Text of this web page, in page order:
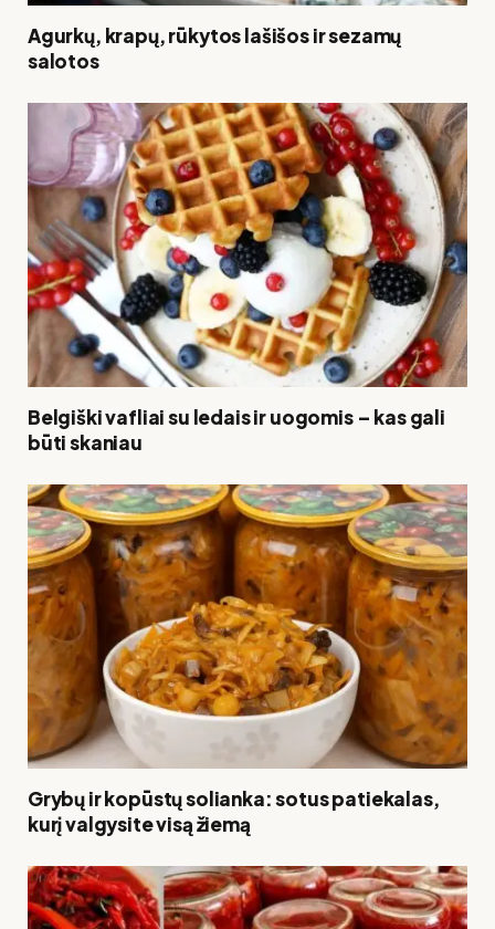
Agurkų, krapų, rūkytos lašišos ir sezamų
salotos
Belgiški vafliai su ledais ir uogomis – kas gali
būti skaniau
Grybų ir kopūstų solianka: sotus patiekalas,
kurį valgysite visą žiemą